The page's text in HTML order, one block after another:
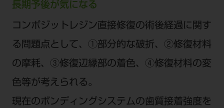
長期予後が気になる
コンポジットレジン直接修復の術後経過に関す
る問題点として、①部分的な破折、②修復材料
の摩耗、③修復辺縁部の着色、④修復材料の変
色等が考えられる。
現在のボンディングシステムの歯質接着強度を